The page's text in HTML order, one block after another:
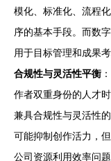
模化、标准化、流程
序的基本手段。而数
用于目标管理和成果考
合规性与灵活性平衡
作者双重身份的人才
兼具合规性与灵活性
可能抑制创作活力，
公司资源利用效率问题